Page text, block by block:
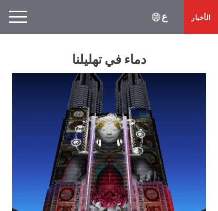
ع الأخبار
دماء في تهليلنا